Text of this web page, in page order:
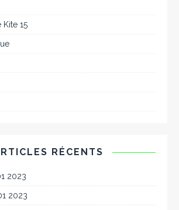
Kite 15
RÉCENTS
2023
2023